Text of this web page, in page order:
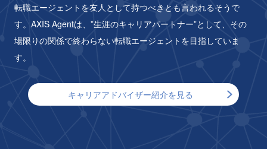
転職エージェントを友人として持つべきとも言われるそうで
す。 AXIS Agentは、”生涯のキャリアパートナー”として、 その
場限りの関係で終わらない転職エージェントを目指していま
す。
キャリアアドバイザー紹介を見る